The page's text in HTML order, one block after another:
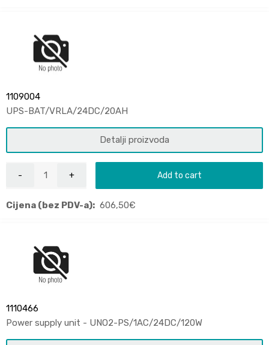
1109004
UPS-BAT/VRLA/24DC/20AH
Detalji proizvoda
Add to cart
Cijena (bez PDV-a): 606,50€
1110466
Power supply unit - UNO2-PS/1AC/24DC/120W